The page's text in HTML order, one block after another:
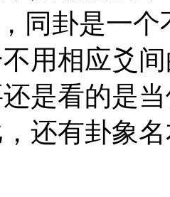
同卦是一个
用相应爻
是看的是
还有卦象